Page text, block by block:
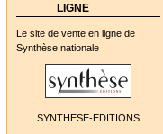
LIGNE
Le site de vente en ligne de
Synthèse nationale
SYNTHESE-EDITIONS